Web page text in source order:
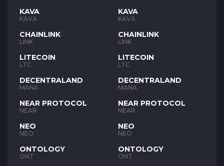
KAVA
KAVA
CHAINLINK
LINK
LITECOIN
LTC
DECENTRALAND
MANA
NEAR PROTOCOL
NEAR
NEO
NEO
ONTOLOGY
ONT
KAVA
KAVA
CHAINLINK
LINK
LITECOIN
LTC
DECENTRALAND
MANA
NEAR PROTOCOL
NEAR
NEO
NEO
ONTOLOGY
ONT